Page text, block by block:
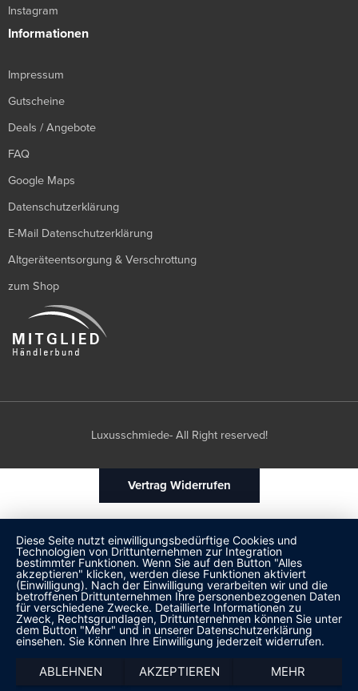
Instagram
Informationen
Impressum
Gutscheine
Deals / Angebote
FAQ
Google Maps
Datenschutzerklärung
E-Mail Datenschutzerklärung
Altgeräteentsorgung & Verschrottung
zum Shop
Luxusschmiede- All Right reserved!
Vertrag Widerrufen
Diese Seite nutzt einwilligungsbedürftige Cookies und
Technologien von Drittunternehmen zur Integration
bestimmter Funktionen. Wenn Sie auf den Button "Alles
akzeptieren" klicken, werden diese Funktionen aktiviert
(Einwilligung). Nach der Einwilligung verarbeiten wir und die
betroffenen Drittunternehmen Ihre personenbezogenen Daten
für verschiedene Zwecke. Detaillierte Informationen zu
Zweck, Rechtsgrundlagen, Drittunternehmen können Sie unter
dem Button "Mehr" und in unserer Datenschutzerklärung
einsehen. Sie können Ihre Einwilligung jederzeit widerrufen.
ABLEHNEN AKZEPTIEREN MEHR